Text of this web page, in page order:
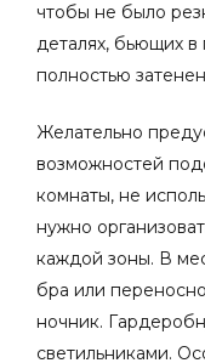
чтобы не было
деталях, бьющих в
полностью
Желательно
возможностей
комнаты, не
нужно
каждой зоны. В
бра или
ночник.
светильниками.